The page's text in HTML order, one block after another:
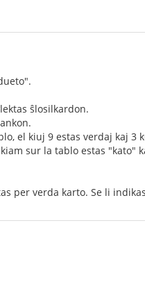
ŝlosilkardon.
el kiuj 9 estas verdaj kaj 3
sur la tablo estas "kato"
per verda karto. Se li